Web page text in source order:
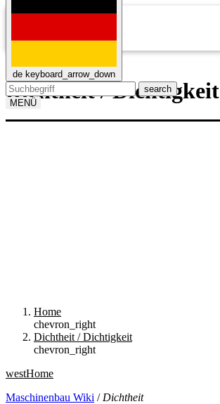
de keyboard_arrow_down
search
MENÜ
Dichtheit / Dichtigkeit
Home
chevron_right
Dichtheit / Dichtigkeit
chevron_right
westHome
Maschinenbau Wiki / Dichtheit